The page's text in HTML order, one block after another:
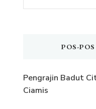
Sesuatu?
POS-
Pengrajin Badut
Ciamis